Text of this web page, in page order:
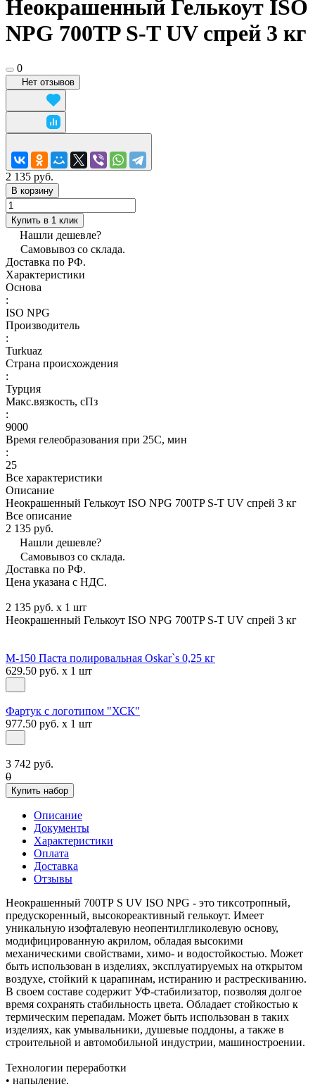
Неокрашенный Гелькоут ISO
NPG 700TP S-T UV спрей 3 кг
0
Нет отзывов
2 135 руб.
В корзину
Купить в 1 клик
Нашли дешевле?
Самовывоз со склада.
Доставка по РФ.
Характеристики
Основа
:
ISO NPG
Производитель
:
Turkuaz
Страна происхождения
:
Турция
Макс.вязкoсть, сПз
:
9000
Время гелеобразования при 25С, мин
:
25
Все характеристики
Описание
Неокрашенный Гелькоут ISO NPG 700TP S-T UV спрей 3 кг
Все описание
2 135 руб.
Нашли дешевле?
Самовывоз со склада.
Доставка по РФ.
Цена указана с НДС.
2 135 руб. x 1 шт
Неокрашенный Гелькоут ISO NPG 700TP S-T UV спрей 3 кг
М-150 Паста полировальная Oskar`s 0,25 кг
629.50 руб. x 1 шт
Фартук с логотипом "ХСК"
977.50 руб. x 1 шт
3 742 руб.
0
Купить набор
Описание
Документы
Характеристики
Оплата
Доставка
Отзывы
Неокрашенный 700ТР S UV ISO NPG - это тиксотропный,
предускоренный, высокореактивный гелькоут. Имеет
уникальную изофталевую неопентилгликолевую основу,
модифицированную акрилом, обладая высокими
механическими свойствами, химо- и водостойкостью. Может
быть использован в изделиях, эксплуатируемых на открытом
воздухе, стойкий к царапинам, истиранию и растрескиванию.
В своем составе содержит УФ-стабилизатор, позволяя долгое
время сохранять стабильность цвета. Обладает стойкостью к
термическим перепадам. Может быть использован в таких
изделиях, как умывальники, душевые поддоны, а также в
строительной и автомобильной индустрии, машиностроении.
Технологии переработки
• напыление.